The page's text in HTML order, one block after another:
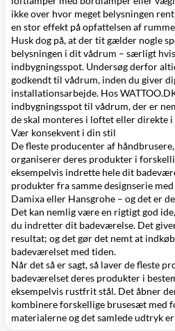
ikke over hvor meget belysningen
en stor effekt på opfattelsen af
Husk dog på, at der tit gælder nogle
belysningen i dit vådrum – særligt
indbygningsspot. Undersøg derfor
godkendt til vådrum, inden du giver
installationsarbejde. Hos
indbygningsspot til vådrum, der er
de skal monteres i loftet eller direkte
Vær konsekvent i din stil
De fleste producenter af håndbrusere,
organiserer deres produkter i
eksempelvis indrette hele dit
produkter fra samme designserie
Damixaeller Hansgrohe – og det er
Det kan nemlig være en rigtigt god
du indretter dit badeværelse. Det
resultat; og det gør det nemt at
badeværelset med tiden.
Når det så er sagt, så laver de fleste
badeværelset deres produkter i
eksempelvis rustfrit stål. Det åbner
kombinere forskellige brusesæt med
materialerne og det samlede udtryk